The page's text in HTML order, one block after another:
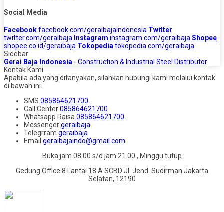
Social Media
Facebookfacebook.com/geraibajaindonesia Twitter
twitter.com/geraibaja Instagram instagram.com/geraibaja Shopee
shopee.co.id/geraibaja Tokopedia tokopedia.com/geraibaja
Sidebar
Gerai Baja Indonesia - Construction & Industrial Steel Distributor
Kontak Kami
Apabila ada yang ditanyakan, silahkan hubungi kami melalui kontak
di bawah ini.
SMS 085864621700
Call Center085864621700
Whatsapp Raisa 085864621700
Messengergeraibaja
Telegrram geraibaja
Email geraibajaindo@gmail.com
Buka jam 08.00 s/d jam 21.00 , Minggu tutup
Gedung Office 8 Lantai 18 A SCBD Jl. Jend. Sudirman Jakarta
Selatan, 12190